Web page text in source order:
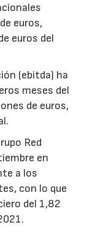
euros,
euros del
(ebitda) ha
meses del
de euros,
Red
en
a los
con lo que
del 1,82